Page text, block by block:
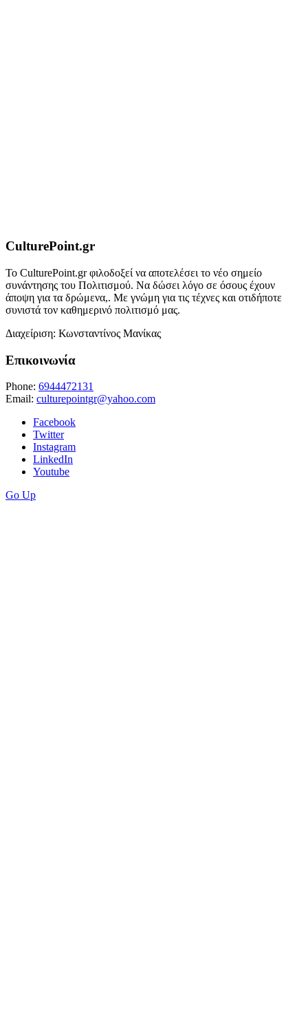
CulturePoint.gr
Το CulturePoint.gr φιλοδοξεί να αποτελέσει το νέο σημείο
συνάντησης του Πολιτισμού. Να δώσει λόγο σε όσους έχουν
άποψη για τα δρώμενα,. Με γνώμη για τις τέχνες και οτιδήποτε
συνιστά τον καθημερινό πολιτισμό μας.
Διαχείριση: Κωνσταντίνος Μανίκας
Επικοινωνία
Phone: 6944472131
Email: culturepointgr@yahoo.com
Facebook
Twitter
Instagram
LinkedIn
Youtube
Go Up